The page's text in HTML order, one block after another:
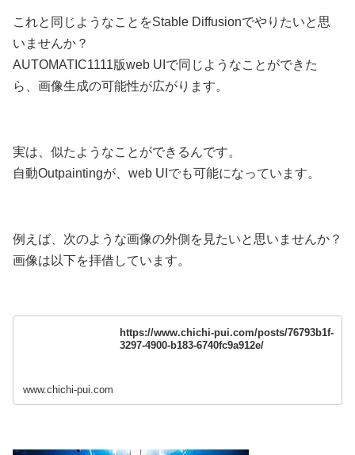
これと同じようなことをStable Diffusionでやりたいと思
いませんか？
AUTOMATIC1111版web UIで同じようなことができた
ら、画像生成の可能性が広がります。
実は、似たようなことができるんです。
自動Outpaintingが、web UIでも可能になっています。
例えば、次のような画像の外側を見たいと思いませんか？
画像は以下を拝借しています。
https://www.chichi-pui.com/posts/76793b1f-
3297-4900-b183-6740fc9a912e/
www.chichi-pui.com